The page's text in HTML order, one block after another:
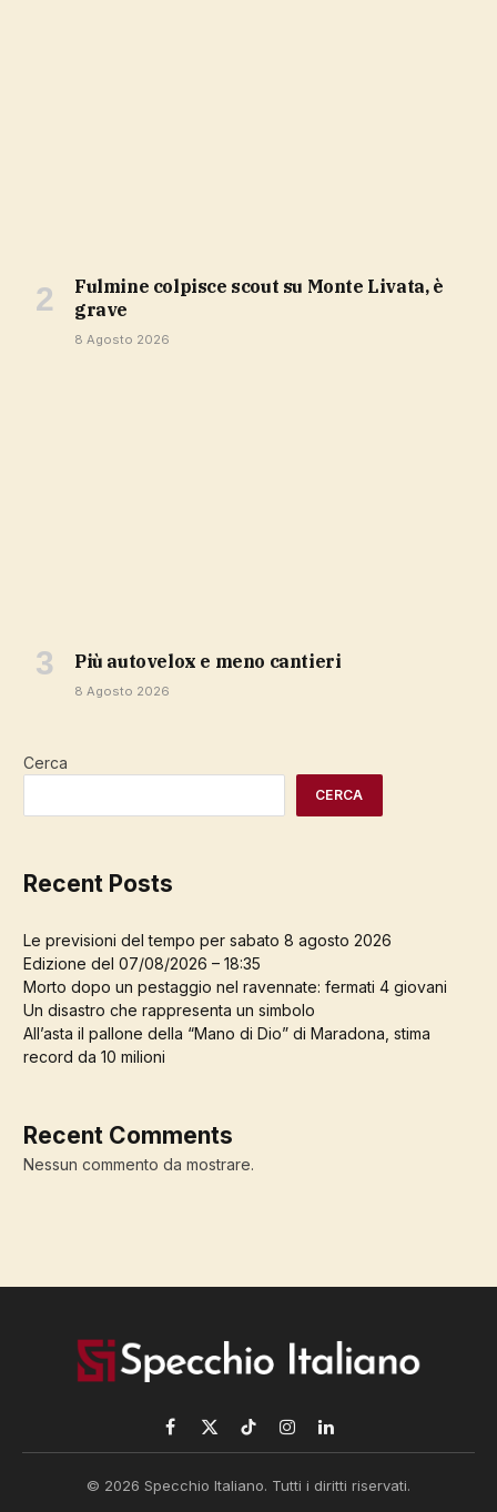
Fulmine colpisce scout su Monte Livata, è
grave
8 Agosto 2026
più autovelox e meno cantieri
8 Agosto 2026
Cerca
CERCA
Recent Posts
Le previsioni del tempo per sabato 8 agosto 2026
Edizione del 07/08/2026 – 18:35
Morto dopo un pestaggio nel ravennate: fermati 4 giovani
Un disastro che rappresenta un simbolo
All’asta il pallone della “Mano di Dio” di Maradona, stima
record da 10 milioni
Recent Comments
Nessun commento da mostrare.
Facebook
X
TikTokInstagramLinkedIn
© 2026 Specchio Italiano. Tutti i diritti riservati.